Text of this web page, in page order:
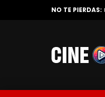
NO TE PIERDAS: